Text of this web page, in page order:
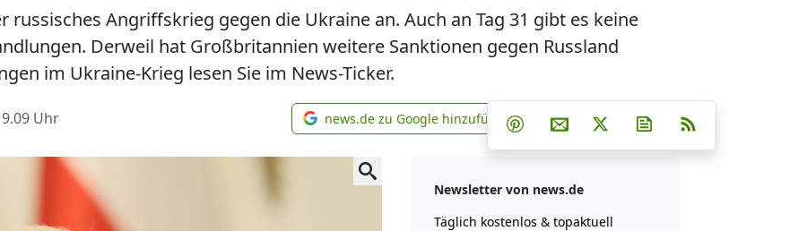
russisches Angriffskrieg gegen die Ukraine an. Auch an Tag 31 gibt es keine
Derweil hat Großbritannien weitere Sanktionen gegen Russland
im Ukraine-Krieg lesen Sie im News-Ticker.
Uhr news.de zu Google hinzufügen
news.de zu Google hinzufügen Teilen auf Facebook
Teilen auf Whatsapp
Teilen auf Telegram
Teilen auf Pinterest
Per E-Mail teilen
Post auf XNewsletter
Newsletter von news.de
Täglich kostenlos & topaktuell